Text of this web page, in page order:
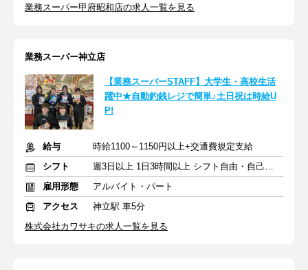
業務スーパー甲府昭和店の求人一覧を見る
業務スーパー神立店
【業務スーパーSTAFF】大学生・高校生活
躍中★自動釣銭レジで簡単♪土日祝は時給U
P!
給与
時給1100～1150円以上+交通費規定支給
シフト
週3日以上 1日3時間以上 シフト自由・自己申告
雇用形態
アルバイト・パート
アクセス
神立駅 車5分
株式会社カワサキの求人一覧を見る